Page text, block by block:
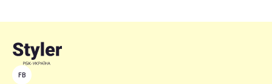
FB